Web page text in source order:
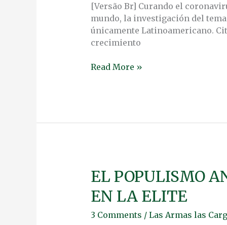
[Versão Br] Curando el
mundo, la investigación del
únicamente Latinoamericano.
crecimiento
Read More »
EL POPULISMO
EN LA ELITE
3 Comments / Las Armas las
EL
POPULISMO
ANTI-
CONVIERTE